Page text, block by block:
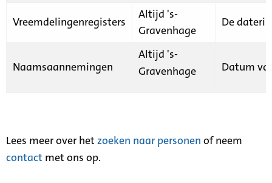
Vreemdelingenregisters
Altijd 's-
Gravenhage
De
Naamsaannemingen
Altijd 's-
Gravenhage
Datum
Lees meer over het zoeken naar personen of neem
contact met ons op.